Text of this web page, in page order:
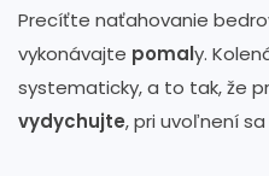
Precíťte naťahovanie
vykonávajte pomaly.
systematicky, a to tak, že
vydychujte, pri uvoľnení